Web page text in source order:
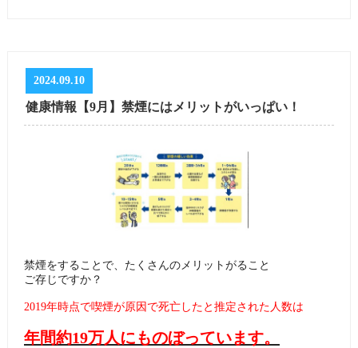
2024.09.10
健康情報【9月】禁煙にはメリットがいっぱい！
禁煙をすることで、たくさんのメリットがること
ご存じですか？
2019年時点で喫煙が原因で死亡したと推定された人数は
年間約19万人にものぼっています。